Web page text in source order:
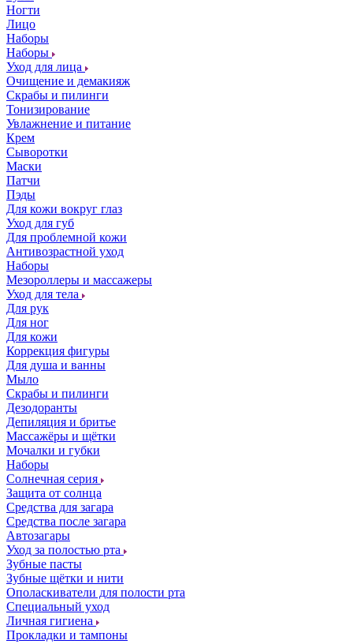
Ногти
Лицо
Наборы
Наборы
Уход для лица
Очищение и демакияж
Скрабы и пилинги
Тонизирование
Увлажнение и питание
Крем
Сыворотки
Маски
Патчи
Пэды
Для кожи вокруг глаз
Уход для губ
Для проблемной кожи
Антивозрастной уход
Наборы
Мезороллеры и массажеры
Уход для тела
Для рук
Для ног
Для кожи
Коррекция фигуры
Для душа и ванны
Мыло
Скрабы и пилинги
Дезодоранты
Депиляция и бритье
Массажёры и щётки
Мочалки и губки
Наборы
Солнечная серия
Защита от солнца
Средства для загара
Средства после загара
Автозагары
Уход за полостью рта
Зубные пасты
Зубные щётки и нити
Ополаскиватели для полости рта
Специальный уход
Личная гигиена
Прокладки и тампоны